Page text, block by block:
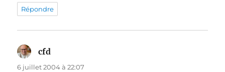
Répondre
cfd
6 juillet 2004 à 22:07